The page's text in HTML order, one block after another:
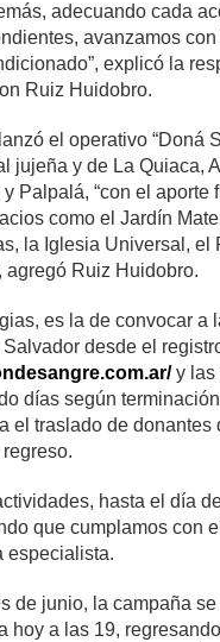
adecuando cada
avanzamos
explicó la
Ruiz Huidobro.
el operativo “Doná
jujeña y de La Quiaca,
Palpalá, “con el
como el Jardín
la Iglesia Universal, el
agregó Ruiz Huidobro.
es la de convocar a
desde el
y las
días según
el traslado de
hasta el día
que cumplamos con
especialista.
de junio, la campaña
hoy a las 19,